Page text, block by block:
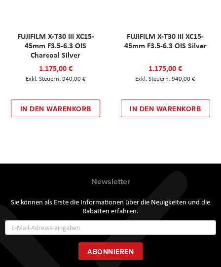
FUJIFILM X-T30 III XC15-
45mm F3.5-6.3 OIS
Charcoal Silver
1.175,00 €
940,00 €
IN DEN WARENKORB
FUJIFILM X-T30 III XC15-
45mm F3.5-6.3 OIS Silver
1.175,00 €
940,00 €
IN DEN WARENKORB
Newsletter
Sie können als Erste die Informationen über die Neuigkeiten und die
Rabatten erfahren.
zum
Newsletter:
ABONNIEREN